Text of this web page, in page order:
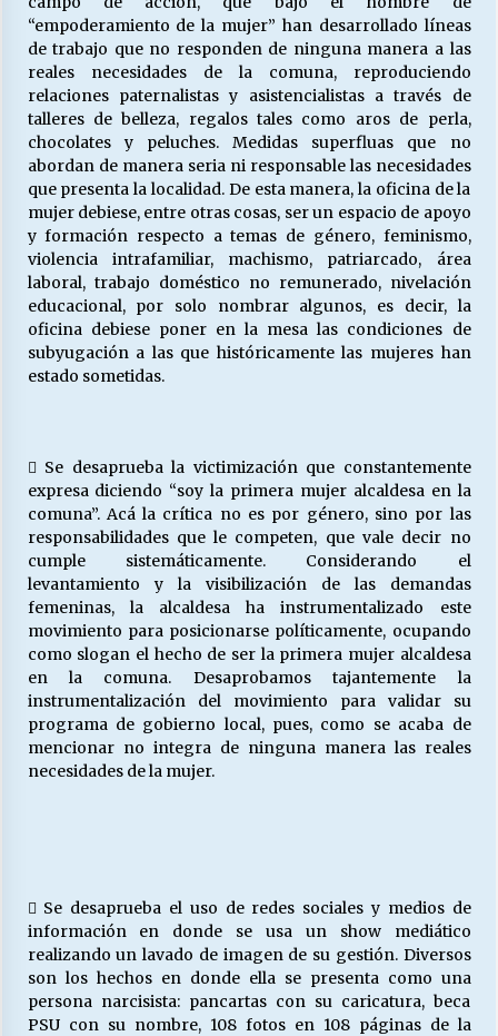
“empoderamiento de la mujer” han desarrollado líneas
de trabajo que no responden de ninguna manera a las
reales necesidades de la comuna, reproduciendo
relaciones paternalistas y asistencialistas a través de
talleres de belleza, regalos tales como aros de perla,
chocolates y peluches. Medidas superfluas que no
abordan de manera seria ni responsable las necesidades
que presenta la localidad. De esta manera, la oficina de la
mujer debiese, entre otras cosas, ser un espacio de apoyo
y formación respecto a temas de género, feminismo,
violencia intrafamiliar, machismo, patriarcado, área
laboral, trabajo doméstico no remunerado, nivelación
educacional, por solo nombrar algunos, es decir, la
oficina debiese poner en la mesa las condiciones de
subyugación a las que históricamente las mujeres han
estado sometidas.
 Se desaprueba la victimización que constantemente
expresa diciendo “soy la primera mujer alcaldesa en la
comuna”. Acá la crítica no es por género, sino por las
responsabilidades que le competen, que vale decir no
cumple sistemáticamente. Considerando el
levantamiento y la visibilización de las demandas
femeninas, la alcaldesa ha instrumentalizado este
movimiento para posicionarse políticamente, ocupando
como slogan el hecho de ser la primera mujer alcaldesa
en la comuna. Desaprobamos tajantemente la
instrumentalización del movimiento para validar su
programa de gobierno local, pues, como se acaba de
mencionar no integra de ninguna manera las reales
necesidades de la mujer.
 Se desaprueba el uso de redes sociales y medios de
información en donde se usa un show mediático
realizando un lavado de imagen de su gestión. Diversos
son los hechos en donde ella se presenta como una
persona narcisista: pancartas con su caricatura, beca
PSU con su nombre, 108 fotos en 108 páginas de la